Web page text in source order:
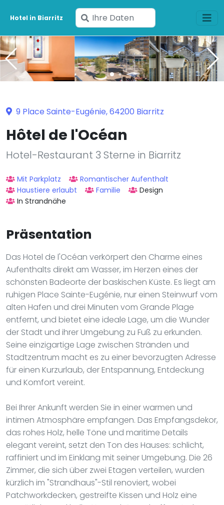
Hotel in Biarritz
Geben
Sie
Ihre
Daten
ein
9 Place Sainte-Eugénie, 64200 Biarritz
Hôtel de l'Océan
Hotel-Restaurant 3 Sterne in Biarritz
Mit Parkplatz
Romantischer Aufenthalt
Haustiere erlaubt
Familie
Design
In Strandnähe
Präsentation
Das Hotel de l'Océan verkörpert den Charme eines
Aufenthalts direkt am Wasser, im Herzen eines der
schönsten Badeorte der baskischen Küste. Es liegt am
ruhigen Place Sainte-Eugénie, nur einen Steinwurf vom
alten Hafen und drei Minuten vom Grande Plage
entfernt, und bietet eine ideale Lage, um die Wunder
der Stadt und ihrer Umgebung zu Fuß zu erkunden.
Seine einzigartige Lage zwischen Stränden und
Stadtzentrum macht es zu einer bevorzugten Adresse
für einen Kurzurlaub, der Entspannung, Entdeckung
und Komfort vereint.
Bei Ihrer Ankunft werden Sie in einer warmen und
intimen Atmosphäre empfangen. Das Empfangsdekor,
das rohes Holz, helle Töne und maritime Details
elegant vereint, setzt den Ton des Hauses: schlicht,
raffiniert und im Einklang mit seiner Umgebung. Die 26
Zimmer, die sich über zwei Etagen verteilen, wurden
kürzlich im "Strandhaus"-Stil renoviert, wobei
Patchworkdecken, gestreifte Kissen und Holz eine